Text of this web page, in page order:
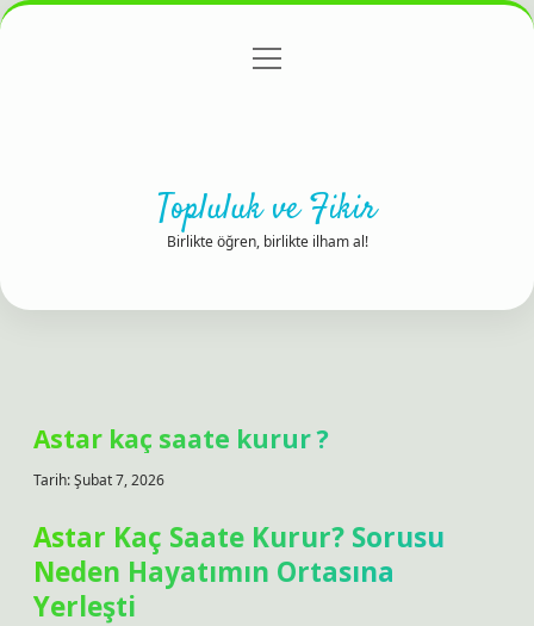
Gizlilik Politikası
menüyü
Topluluk ve Fikir
Birlikte öğren, birlikte ilham al!
Astar kaç saate kurur ?
Tarih: Şubat 7, 2026
Astar Kaç Saate Kurur? Sorusu
Neden Hayatımın Ortasına
Yerleşti